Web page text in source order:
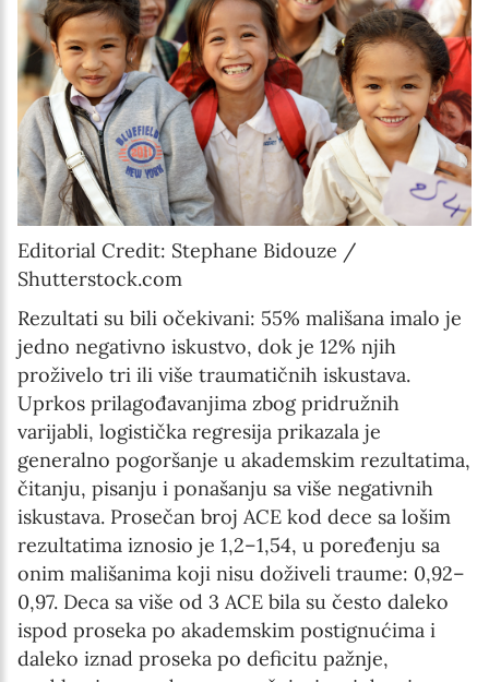
Editorial Credit: Stephane Bidouze /
Shutterstock.com
Rezultati su bili očekivani: 55% mališana imalo je
jedno negativno iskustvo, dok je 12% njih
proživelo tri ili više traumatičnih iskustava.
Uprkos prilagođavanjima zbog pridružnih
varijabli, logistička regresija prikazala je
generalno pogoršanje u akademskim rezultatima,
čitanju, pisanju i ponašanju sa više negativnih
iskustava. Prosečan broj ACE kod dece sa lošim
rezultatima iznosio je 1,2–1,54, u poređenju sa
onim mališanima koji nisu doživeli traume: 0,92–
0,97. Deca sa više od 3 ACE bila su često daleko
ispod proseka po akademskim postignućima i
daleko iznad proseka po deficitu pažnje,